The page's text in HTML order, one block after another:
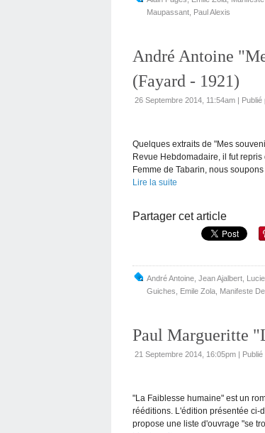
Maupassant Paul Alexis
André Antoine
(Fayard - 1921)
26 Septembre 2014, 11:54am | Publié
Quelques extraits de "Mes
Revue Hebdomadaire, il fut
Femme de Tabarin, nous
Lire la suite
Partager cet article
André Antoine Jean Ajalbert
Guiches
Emile Zola Manifeste
Paul Margueritte
21 Septembre 2014, 16:05pm |
"La Faiblesse humaine" est un
rééditions. L'édition présentée ci-
propose une liste d'ouvrage "se